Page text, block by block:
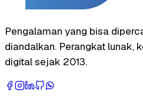
Pengalaman yang bisa
diandalkan. Perangkat lunak,
digital sejak 2013.